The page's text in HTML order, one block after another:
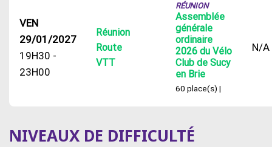
VEN
29/01/2027
19H30 -
23H00
Réunion
Route
VTT
RÉUNION
Assemblée
générale
ordinaire
2026 du Vélo
Club de Sucy
en Brie
60 place(s) |
N/A
NIVEAUX DE DIFFICULTÉ